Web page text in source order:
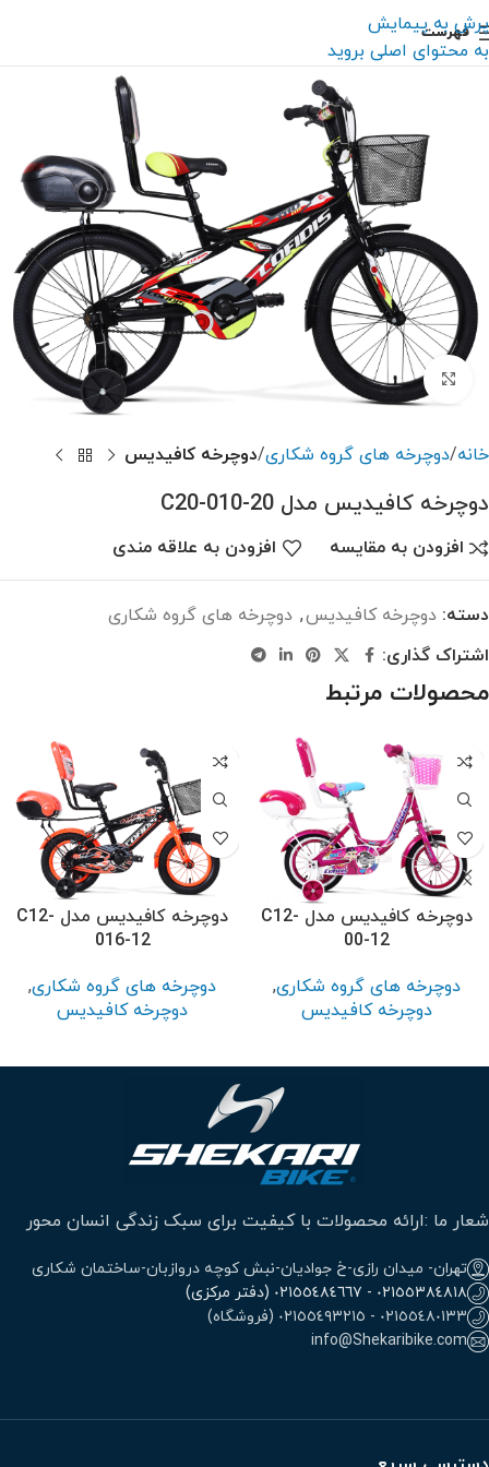
پرش به پیمایش
به محتوای اصلی بروید
فهرست
بزرگنمایی تصویر
خانه دوچرخه های گروه شکاری دوچرخه کافیدیس
دوچرخه کافیدیس مدل C20-010-20
افزودن به مقایسه افزودن به علاقه مندی
دسته: دوچرخه کافیدیس, دوچرخه های گروه شکاری
اشتراک گذاری:
محصولات مرتبط
دوچرخه کافیدیس مدل C12-
00-12
دوچرخه های گروه شکاری,
دوچرخه کافیدیس
دوچرخه کافیدیس مدل C12-
016-12
دوچرخه های گروه شکاری,
دوچرخه کافیدیس
شعار ما :ارائه محصولات با کیفیت برای سبک زندگی انسان محور
تهران- میدان رازی-خ جوادیان-نبش کوچه دروازبان-ساختمان شکاری
٠٢١٥٥٣٨٤٨١٨ - ٠٢١٥٥٤٨٤٦٦٧ (دفتر مرکزی)
٠٢١٥٥٤٨٠١٣٣ - ٠٢١٥٥٤٩٣٢١٥ (فروشگاه)
info@Shekaribike.com